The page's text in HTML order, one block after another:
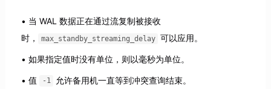
当 WAL 数据正在通过流复制被接收
时，
max_standby_streaming_delay 可以应用。
如果指定值时没有单位，则以毫秒为单位。
值 -1 允许备用机一直等到冲突查询结束。